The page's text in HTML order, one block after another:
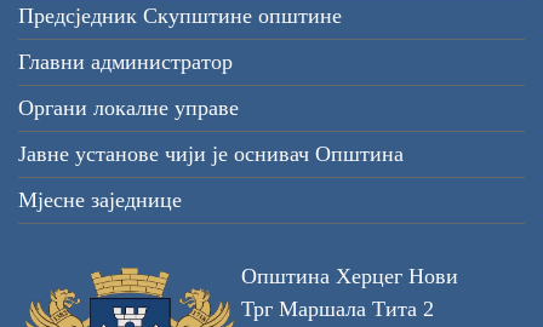
Предсједник Скупштине општине
Главни администратор
Органи локалне управе
Јавне установе чији је оснивач Општина
Мјесне заједнице
Општина Херцег Нови
Трг Маршала Тита 2